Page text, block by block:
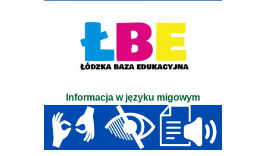
Informacja w języku migowym